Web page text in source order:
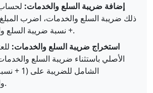
إضافة ضريبة السلع والخدمات: لحساب
+ نسبة ضريبة السلع والخدمات/100).
استخراج ضريبة السلع والخدمات:
الأصلي باستثناء ضريبة السلع
الشامل
والخدمات/100).